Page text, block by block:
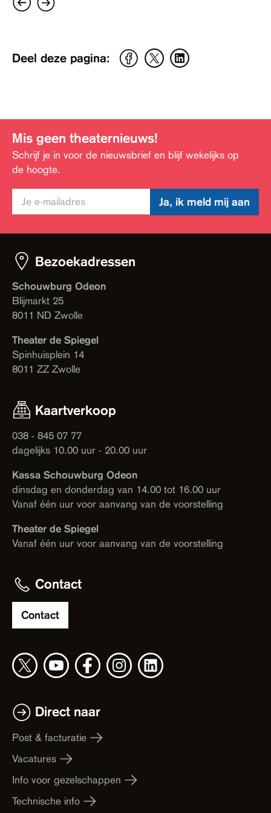
Deel deze pagina:
Mis geen theaternieuws!
Schrijf je in voor de nieuwsbrief en blijf wekelijks op
de hoogte.
Ja, ik meld mij aan
Bezoekadressen
Schouwburg Odeon
Blijmarkt 25
8011 ND Zwolle
Theater de Spiegel
Spinhuisplein 14
8011 ZZ Zwolle
Kaartverkoop
038 - 845 07 77
dagelijks 10.00 uur - 20.00 uur
Kassa Schouwburg Odeon
dinsdag en donderdag van 14.00 tot 16.00 uur
Vanaf één uur voor aanvang van de voorstelling
Theater de Spiegel
Vanaf één uur voor aanvang van de voorstelling
Contact
Contact
Direct naar
Post & facturatie
Vacatures
Info voor gezelschappen
Technische info